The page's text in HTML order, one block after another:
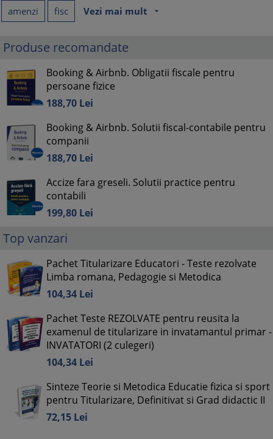
amenzi
fisc Vezi mai mult arrow_drop_down
Produse recomandate
Booking & Airbnb. Obligatii fiscale pentru
persoane fizice
188,70 Lei
Booking & Airbnb. Solutii fiscal-contabile pentru
companii
188,70 Lei
Accize fara greseli. Solutii practice pentru
contabili
199,80 Lei
Top vanzari
Pachet Titularizare Educatori - Teste rezolvate
Limba romana, Pedagogie si Metodica
104,34 Lei
Pachet Teste REZOLVATE pentru reusita la
examenul de titularizare in invatamantul primar -
INVATATORI (2 culegeri)
104,34 Lei
Sinteze Teorie si Metodica Educatie fizica si sport
pentru Titularizare, Definitivat si Grad didactic II
72,15 Lei